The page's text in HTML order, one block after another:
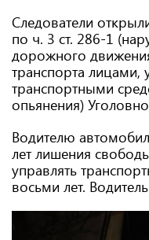
Следователи
по ч. 3 ст. 286-1
дорожного
транспорта
транспортными
опьянения)
Водителю
лет лишения
управлять
восьми лет.